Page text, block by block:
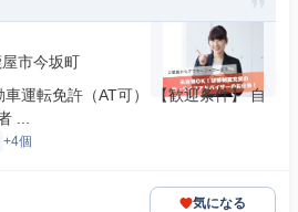
市今坂町
運転免許（AT可） 【歓迎条件】 自
...
+4個
気になる